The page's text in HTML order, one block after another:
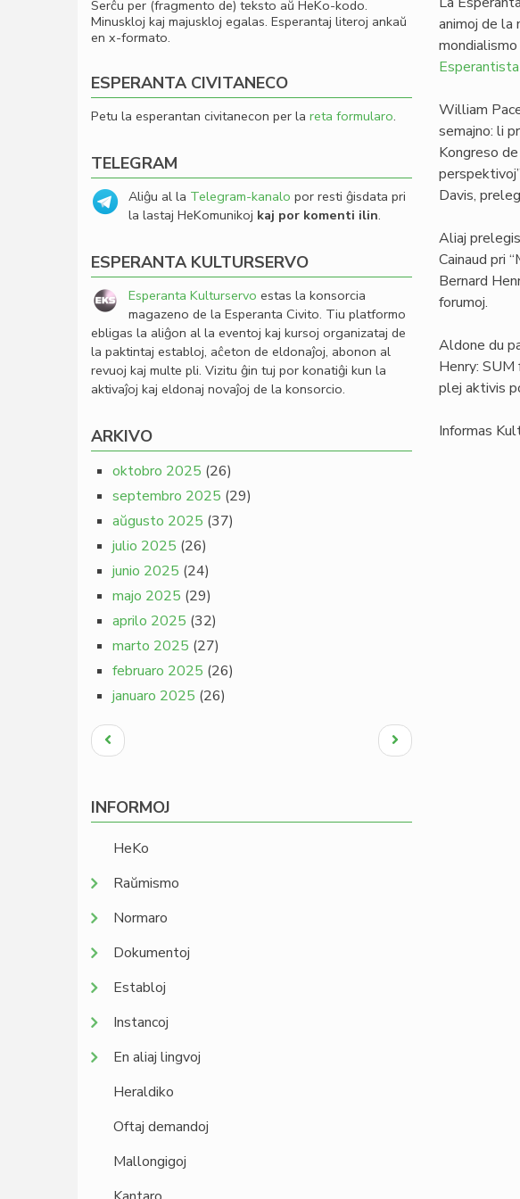
animoj de la
Esperantista
William
semajno: li
Kongreso
Davis,
Aliaj
Cainaud pri
Bernard
forumoj.
Aldone du
Henry:
plej aktivis
Informas
Serĉu per (fragmento de) teksto aŭ HeKo-kodo.
Minuskloj kaj majuskloj egalas. Esperantaj literoj ankaŭ
en x-formato.
ESPERANTA CIVITANECO
Petu la esperantan civitanecon per la reta formularo.
TELEGRAM
Aliĝu al la Telegram-kanalo por resti ĝisdata pri
la lastaj HeKomunikoj kaj por komenti ilin.
ESPERANTA KULTURSERVO
Esperanta Kulturservo estas la konsorcia
magazeno de la Esperanta Civito. Tiu platformo
ebligas la aliĝon al la eventoj kaj kursoj organizataj de
la paktintaj establoj, aĉeton de eldonaĵoj, abonon al
revuoj kaj multe pli. Vizitu ĝin tuj por konatiĝi kun la
aktivaĵoj kaj eldonaj novaĵoj de la konsorcio.
ARKIVO
oktobro 2025 (26)
septembro 2025 (29)
aŭgusto 2025 (37)
julio 2025 (26)
junio 2025 (24)
majo 2025 (29)
aprilo 2025 (32)
marto 2025 (27)
februaro 2025 (26)
januaro 2025 (26)
Pagination
Antaŭa
paĝo
Next
page
INFORMOJ
HeKo
Raŭmismo
Normaro
Dokumentoj
Establoj
Instancoj
En aliaj lingvoj
Heraldiko
Oftaj demandoj
Mallongigoj